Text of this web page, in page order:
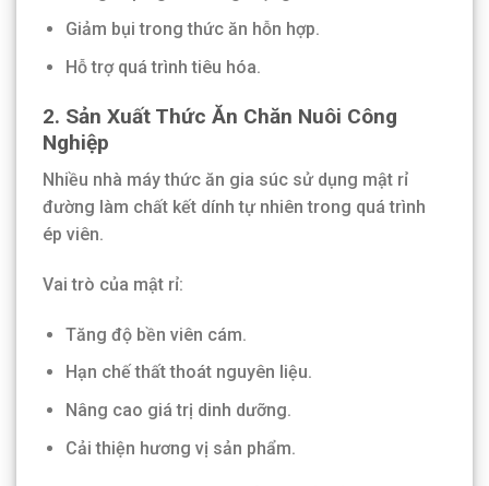
Giảm bụi trong thức ăn hỗn hợp.
Hỗ trợ quá trình tiêu hóa.
2. Sản Xuất Thức Ăn Chăn Nuôi Công
Nghiệp
Nhiều nhà máy thức ăn gia súc sử dụng mật rỉ
đường làm chất kết dính tự nhiên trong quá trình
ép viên.
Vai trò của mật rỉ:
Tăng độ bền viên cám.
Hạn chế thất thoát nguyên liệu.
Nâng cao giá trị dinh dưỡng.
Cải thiện hương vị sản phẩm.